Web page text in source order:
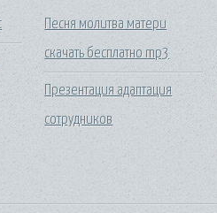
Песня молитва матери
скачать бесплатно mp3
Презентация адаптация
сотрудников